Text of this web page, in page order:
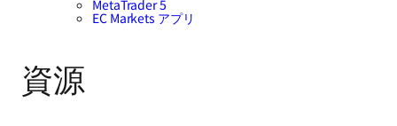
MetaTrader 5
EC Markets アプリ
資源